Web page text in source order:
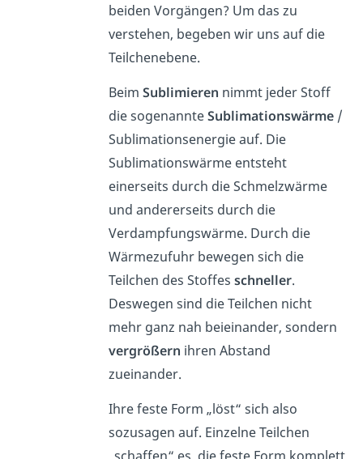
beiden Vorgängen? Um das zu
verstehen, begeben wir uns auf die
Teilchenebene.
BeimSublimieren nimmt jeder Stoff
die sogenannteSublimationswärme /
Sublimationsenergieauf. Die
Sublimationswärme entsteht
einerseits durch dieSchmelzwärme
und andererseits durch die
Verdampfungswärme. Durch die
Wärmezufuhr bewegen sich die
Teilchen des Stoffesschneller.
Deswegen sind die Teilchen nicht
mehr ganz nah beieinander, sondern
vergrößern ihren Abstand
zueinander.
Ihre feste Form „löst“ sich also
sozusagen auf. Einzelne Teilchen